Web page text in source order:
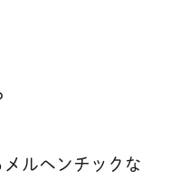
ルヘンチックな